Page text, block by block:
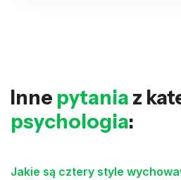
Inne pytania z
psychologia:
Jakie są cztery style